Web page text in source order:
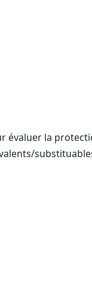
évaluer la